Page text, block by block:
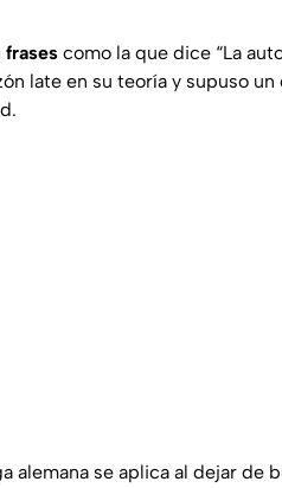
frases como la que dice “La
late en su teoría y supuso
alemana se aplica al dejar de